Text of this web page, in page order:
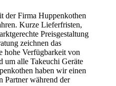
der Firma Huppenkothen
Kurze Lieferfristen,
Preisgestaltung
zeichnen das
hohe Verfügbarkeit von
um alle Takeuchi Geräte
haben wir einen
Partner während der